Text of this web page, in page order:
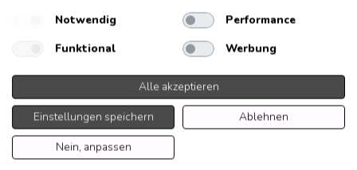
X8 (EA)
Z10 (EA)
Notwendig
Performance
Funktional
Werbung
Alle akzeptieren
Einstellungen speichern
Ablehnen
Nein, anpassen